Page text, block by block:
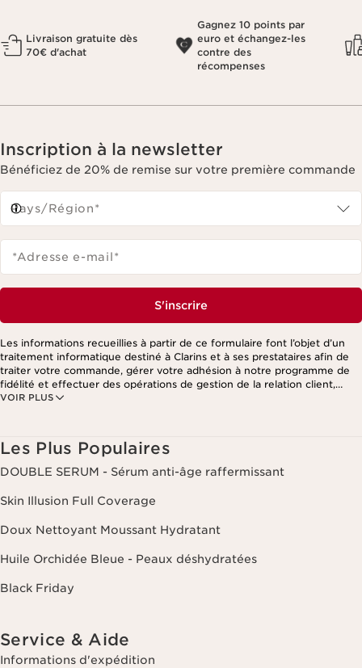
Livraison gratuite dès
70€ d'achat
Gagnez 10 points par
euro et échangez-les
contre des
récompenses
Inscription à la newsletter
Bénéficiez de 20% de remise sur votre première commande
Pays/Région*
*Adresse e-mail*
S'inscrire
VOIR PLUS
Les informations recueillies à partir de ce formulaire font l’objet d’un
traitement informatique destiné à Clarins et à ses prestataires afin de
traiter votre commande, gérer votre adhésion à notre programme de
fidélité et effectuer des opérations de gestion de la relation client,
notamment pour vous adresser des offres personnalisées en fonction
Les Plus Populaires
DOUBLE SERUM - Sérum anti-âge raffermissant
Skin Illusion Full Coverage
Doux Nettoyant Moussant Hydratant
Huile Orchidée Bleue - Peaux déshydratées
Black Friday
Service & Aide
Informations d'expédition